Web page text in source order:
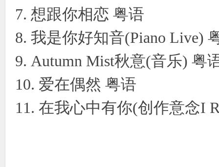
7. 想跟你相恋 粤语
8. 我是你好知音(Piano Live)
9. Autumn Mist秋意(音乐) 粤
10. 爱在偶然 粤语
11. 在我心中有你(创作意念I